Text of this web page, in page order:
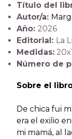
Título del
Autor/a:
Año: 2026
Editorial: La
Medidas:
Número de
Sobre el
De chica fui
era el exilio
mi mamá, al